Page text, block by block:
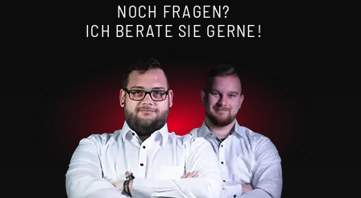
Anschluss: USB-C
Modi: Smart und VW
Schutzfunktionen: Zugdauerbegrenzung,
Kurzschlussschutz, Überspannungsschutz,
Niederspannungsschutz, Überladeschutz
NOCH FRAGEN?
ICH BERATE SIE GERNE!